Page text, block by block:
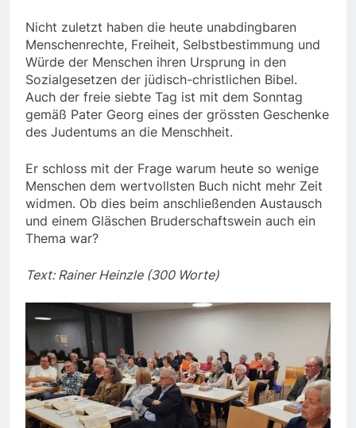
Nicht zuletzt haben die heute unabdingbaren
Menschenrechte, Freiheit, Selbstbestimmung und
Würde der Menschen ihren Ursprung in den
Sozialgesetzen der jüdisch-christlichen Bibel.
Auch der freie siebte Tag ist mit dem Sonntag
gemäß Pater Georg eines der grössten Geschenke
des Judentums an die Menschheit.
Er schloss mit der Frage warum heute so wenige
Menschen dem wertvollsten Buch nicht mehr Zeit
widmen. Ob dies beim anschließenden Austausch
und einem Gläschen Bruderschaftswein auch ein
Thema war?
Text: Rainer Heinzle (300 Worte)